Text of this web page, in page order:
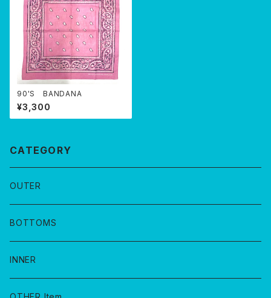
90'S BANDANA
¥3,300
CATEGORY
OUTER
BOTTOMS
INNER